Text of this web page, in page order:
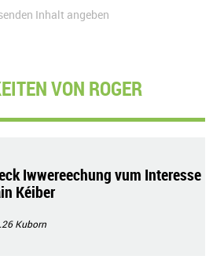
Inhalt angeben
VON ROGER
Iwwereechung vum Interesse
Kéiber
Kuborn